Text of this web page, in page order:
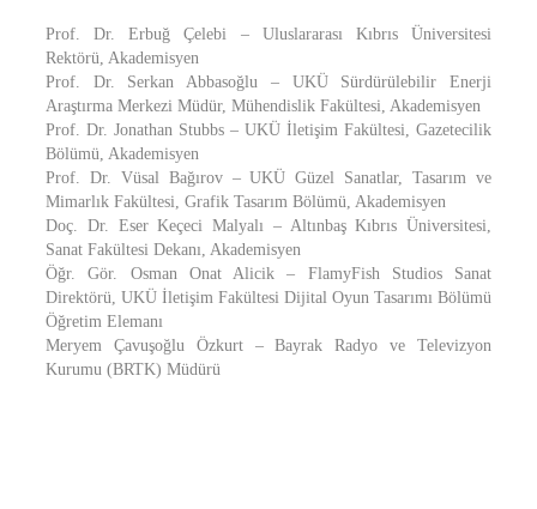
Prof. Dr. Erbuğ Çelebi – Uluslararası Kıbrıs Üniversitesi
Rektörü, Akademisyen
Prof. Dr. Serkan Abbasoğlu – UKÜ Sürdürülebilir Enerji
Araştırma Merkezi Müdür, Mühendislik Fakültesi, Akademisyen
Prof. Dr. Jonathan Stubbs – UKÜ İletişim Fakültesi, Gazetecilik
Bölümü, Akademisyen
Prof. Dr. Vüsal Bağırov – UKÜ Güzel Sanatlar, Tasarım ve
Mimarlık Fakültesi, Grafik Tasarım Bölümü, Akademisyen
Doç. Dr. Eser Keçeci Malyalı – Altınbaş Kıbrıs Üniversitesi,
Sanat Fakültesi Dekanı, Akademisyen
Öğr. Gör. Osman Onat Alicik – FlamyFish Studios Sanat
Direktörü, UKÜ İletişim Fakültesi Dijital Oyun Tasarımı Bölümü
Öğretim Elemanı
Meryem Çavuşoğlu Özkurt – Bayrak Radyo ve Televizyon
Kurumu (BRTK) Müdürü